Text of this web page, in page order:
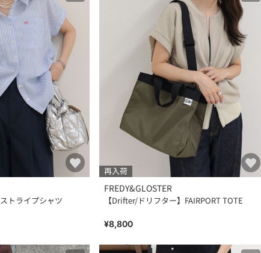
トライプシャツ
再入荷
FREDY&GLOSTER
【Drifter/ドリフター】FAIRPORT TOTE
¥8,800